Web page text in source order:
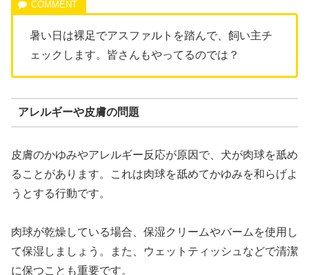
暑い日は裸足でアスファルトを踏んで、飼い主チ
ェックします。皆さんもやってるのでは？
アレルギーや皮膚の問題
皮膚のかゆみやアレルギー反応が原因で、犬が肉球を舐め
ることがあります。これは肉球を舐めてかゆみを和らげよ
うとする行動です。
肉球が乾燥している場合、保湿クリームやバームを使用し
て保湿しましょう。また、ウェットティッシュなどで清潔
に保つことも重要です。